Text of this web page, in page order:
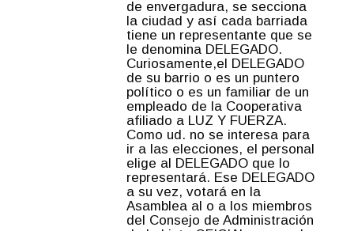
de envergadura, se secciona
la ciudad y así cada barriada
tiene un representante que se
le denomina DELEGADO.
Curiosamente,el DELEGADO
de su barrio o es un puntero
político o es un familiar de un
empleado de la Cooperativa
afiliado a LUZ Y FUERZA.
Como ud. no se interesa para
ir a las elecciones, el personal
elige al DELEGADO que lo
representará. Ese DELEGADO
a su vez, votará en la
Asamblea al o a los miembros
del Consejo de Administración